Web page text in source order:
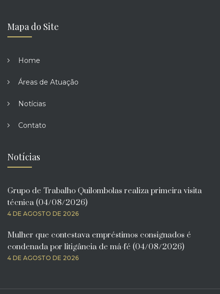
Mapa do Site
Home
Áreas de Atuação
Notícias
Contato
Notícias
Grupo de Trabalho Quilombolas realiza primeira visita
técnica (04/08/2026)
4 DE AGOSTO DE 2026
Mulher que contestava empréstimos consignados é
condenada por litigância de má-fé (04/08/2026)
4 DE AGOSTO DE 2026